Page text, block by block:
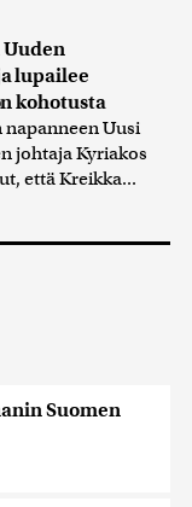
lupailee
kohotusta
Uusi
johtaja Kyriakos
että Kreikka...
Suomen